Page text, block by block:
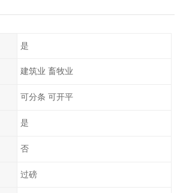
是
建筑业 畜牧业
可分条 可开平
是
否
过磅